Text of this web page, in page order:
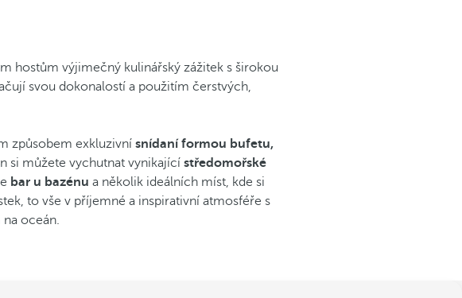
hostům výjimečný kulinářský zážitek s širokou
svou dokonalostí a použitím čerstvých,
způsobem exkluzivní snídaní formou bufetu,
si můžete vychutnat vynikající středomořské
bar u bazénu a několik ideálních míst, kde si
to vše v příjemné a inspirativní atmosféře s
oceán.